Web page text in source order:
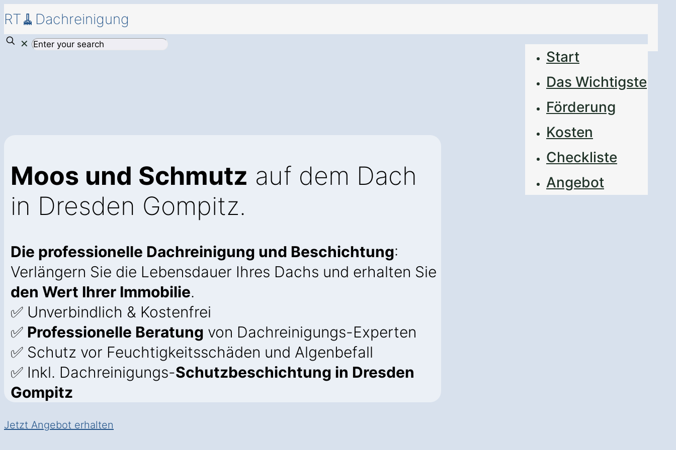
RT🧹Dachreinigung
Start
Das Wichtigste
Förderung
Kosten
Checkliste
Angebot
✕
Moos und Schmutz auf dem Dach
in Dresden Gompitz.
Die professionelle Dachreinigung und Beschichtung:
Verlängern Sie die Lebensdauer Ihres Dachs und erhalten Sie
den Wert Ihrer Immobilie.
✅ Unverbindlich & Kostenfrei
✅ Professionelle Beratung von Dachreinigungs-Experten
✅ Schutz vor Feuchtigkeitsschäden und Algenbefall
✅ Inkl. Dachreinigungs-Schutzbeschichtung in Dresden
Gompitz
Jetzt Angebot erhalten